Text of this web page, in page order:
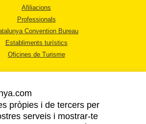
Afiliacions
Professionals
Convention Bureau
Establiments turístics
Oficines de Turisme
pròpies i de tercers per
serveis i mostrar-te